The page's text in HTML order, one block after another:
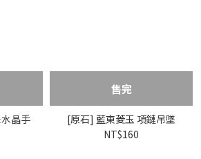
晶手
售完
[原石] 藍東菱玉 項鏈吊墜
NT$160